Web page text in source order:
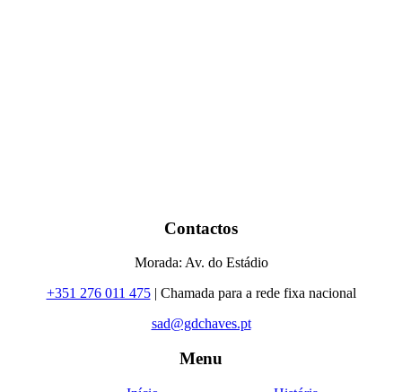
Contactos
Morada: Av. do Estádio
+351 276 011 475| Chamada para a rede fixa nacional
sad@gdchaves.pt
Menu